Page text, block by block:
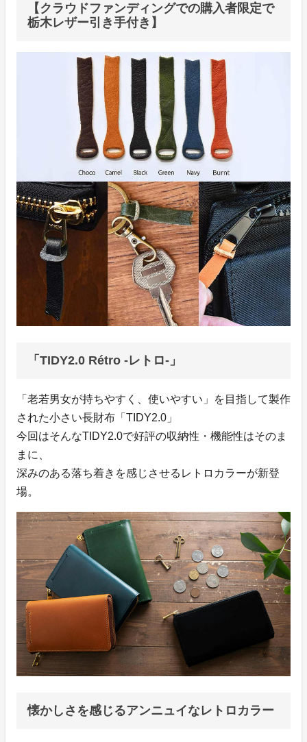
【クラウドファンディングでの購入者限定で
栃木レザー引き手付き】
「TIDY2.0 Rétro -レトロ-」
「老若男女が持ちやすく、使いやすい」を目指して製作
された小さい長財布「TIDY2.0」
今回はそんなTIDY2.0で好評の収納性・機能性はそのま
まに、
深みのある落ち着きを感じさせるレトロカラーが新登
場。
懐かしさを感じるアンニュイなレトロカラー